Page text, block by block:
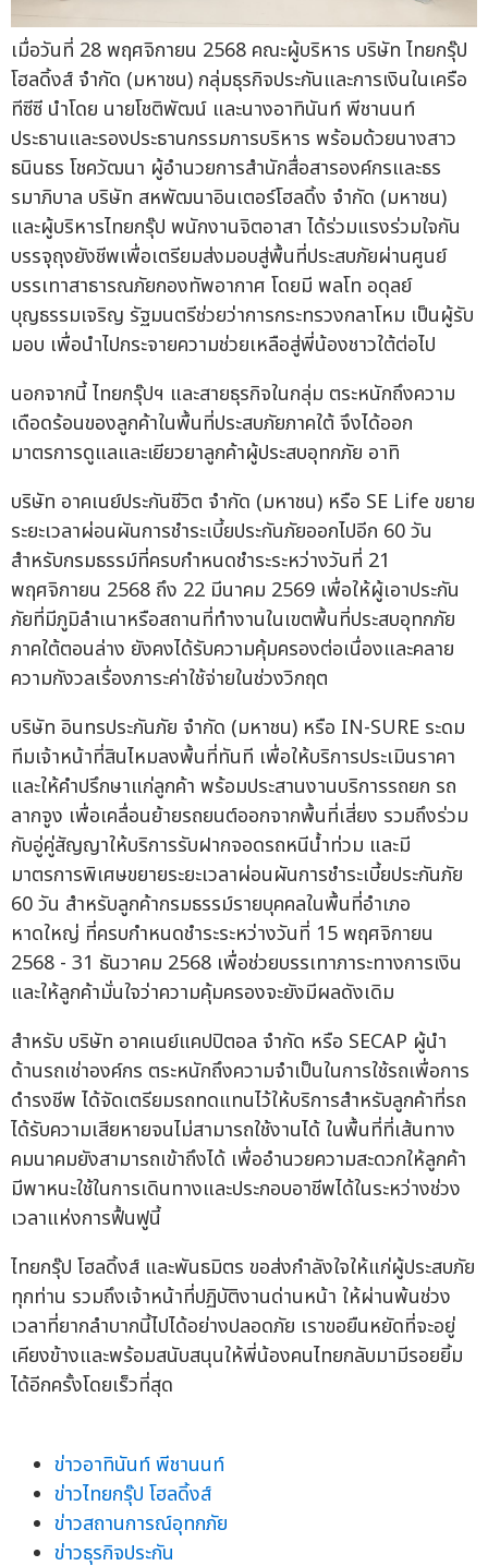
เมื่อวันที่ 28 พฤศจิกายน 2568 คณะผู้บริหาร บริษัท ไทยกรุ๊ป
โฮลดิ้งส์ จำกัด (มหาชน) กลุ่มธุรกิจประกันและการเงินในเครือ
ทีซีซี นำโดย นายโชติพัฒน์ และนางอาทินันท์ พีชานนท์
ประธานและรองประธานกรรมการบริหาร พร้อมด้วยนางสาว
ธนินธร โชควัฒนา ผู้อำนวยการสำนักสื่อสารองค์กรและธร
รมาภิบาล บริษัท สหพัฒนาอินเตอร์โฮลดิ้ง จำกัด (มหาชน)
และผู้บริหารไทยกรุ๊ป พนักงานจิตอาสา ได้ร่วมแรงร่วมใจกัน
บรรจุถุงยังชีพเพื่อเตรียมส่งมอบสู่พื้นที่ประสบภัยผ่านศูนย์
บรรเทาสาธารณภัยกองทัพอากาศ โดยมี พลโท อดุลย์
บุญธรรมเจริญ รัฐมนตรีช่วยว่าการกระทรวงกลาโหม เป็นผู้รับ
มอบ เพื่อนำไปกระจายความช่วยเหลือสู่พี่น้องชาวใต้ต่อไป
นอกจากนี้ ไทยกรุ๊ปฯ และสายธุรกิจในกลุ่ม ตระหนักถึงความ
เดือดร้อนของลูกค้าในพื้นที่ประสบภัยภาคใต้ จึงได้ออก
มาตรการดูแลและเยียวยาลูกค้าผู้ประสบอุทกภัย อาทิ
บริษัท อาคเนย์ประกันชีวิต จำกัด (มหาชน) หรือ SE Life ขยาย
ระยะเวลาผ่อนผันการชำระเบี้ยประกันภัยออกไปอีก 60 วัน
สำหรับกรมธรรม์ที่ครบกำหนดชำระระหว่างวันที่ 21
พฤศจิกายน 2568 ถึง 22 มีนาคม 2569 เพื่อให้ผู้เอาประกัน
ภัยที่มีภูมิลำเนาหรือสถานที่ทำงานในเขตพื้นที่ประสบอุทกภัย
ภาคใต้ตอนล่าง ยังคงได้รับความคุ้มครองต่อเนื่องและคลาย
ความกังวลเรื่องภาระค่าใช้จ่ายในช่วงวิกฤต
บริษัท อินทรประกันภัย จำกัด (มหาชน) หรือ IN-SURE ระดม
ทีมเจ้าหน้าที่สินไหมลงพื้นที่ทันที เพื่อให้บริการประเมินราคา
และให้คำปรึกษาแก่ลูกค้า พร้อมประสานงานบริการรถยก รถ
ลากจูง เพื่อเคลื่อนย้ายรถยนต์ออกจากพื้นที่เสี่ยง รวมถึงร่วม
กับอู่คู่สัญญาให้บริการรับฝากจอดรถหนีน้ำท่วม และมี
มาตรการพิเศษขยายระยะเวลาผ่อนผันการชำระเบี้ยประกันภัย
60 วัน สำหรับลูกค้ากรมธรรม์รายบุคคลในพื้นที่อำเภอ
หาดใหญ่ ที่ครบกำหนดชำระระหว่างวันที่ 15 พฤศจิกายน
2568 - 31 ธันวาคม 2568 เพื่อช่วยบรรเทาภาระทางการเงิน
และให้ลูกค้ามั่นใจว่าความคุ้มครองจะยังมีผลดังเดิม
สำหรับ บริษัท อาคเนย์แคปปิตอล จำกัด หรือ SECAP ผู้นำ
ด้านรถเช่าองค์กร ตระหนักถึงความจำเป็นในการใช้รถเพื่อการ
ดำรงชีพ ได้จัดเตรียมรถทดแทนไว้ให้บริการสำหรับลูกค้าที่รถ
ได้รับความเสียหายจนไม่สามารถใช้งานได้ ในพื้นที่ที่เส้นทาง
คมนาคมยังสามารถเข้าถึงได้ เพื่ออำนวยความสะดวกให้ลูกค้า
มีพาหนะใช้ในการเดินทางและประกอบอาชีพได้ในระหว่างช่วง
เวลาแห่งการฟื้นฟูนี้
ไทยกรุ๊ป โฮลดิ้งส์ และพันธมิตร ขอส่งกำลังใจให้แก่ผู้ประสบภัย
ทุกท่าน รวมถึงเจ้าหน้าที่ปฏิบัติงานด่านหน้า ให้ผ่านพ้นช่วง
เวลาที่ยากลำบากนี้ไปได้อย่างปลอดภัย เราขอยืนหยัดที่จะอยู่
เคียงข้างและพร้อมสนับสนุนให้พี่น้องคนไทยกลับมามีรอยยิ้ม
ได้อีกครั้งโดยเร็วที่สุด
ข่าวอาทินันท์ พีชานนท์
ข่าวไทยกรุ๊ป โฮลดิ้งส์
ข่าวสถานการณ์อุทกภัย
ข่าวธุรกิจประกัน